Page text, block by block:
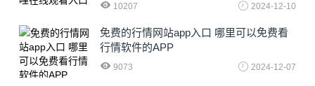
10207 2024-12-10
免费的行情网站app入口 哪里可以免费看
行情软件的APP
9073 2024-12-07